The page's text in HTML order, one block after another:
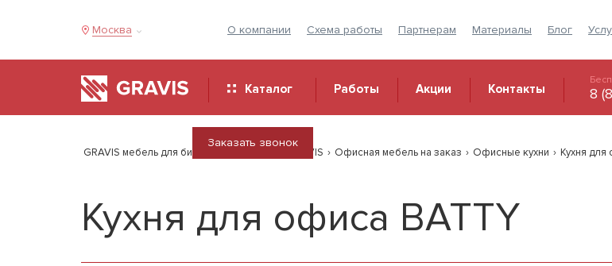
Москва О компании Схема работы Партнерам Материалы Блог
Каталог Работы Акции Контакты 8
Заказать звонок
GRAVIS мебель для бизнеса Продукция GRAVIS › Офисная мебель на заказ › Офисные кухни › Кухня
Кухня для офиса BATTY